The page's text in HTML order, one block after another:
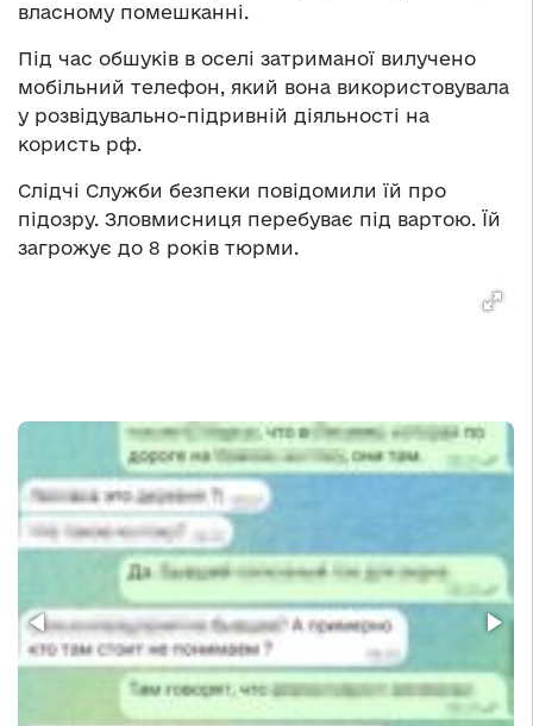
власному помешканні.
Під час обшуків в оселі затриманої вилучено
мобільний телефон, який вона використовувала
у розвідувально-підривній діяльності на
користь рф.
Слідчі Служби безпеки повідомили їй про
підозру. Зловмисниця перебуває під вартою. Їй
загрожує до 8 років тюрми.